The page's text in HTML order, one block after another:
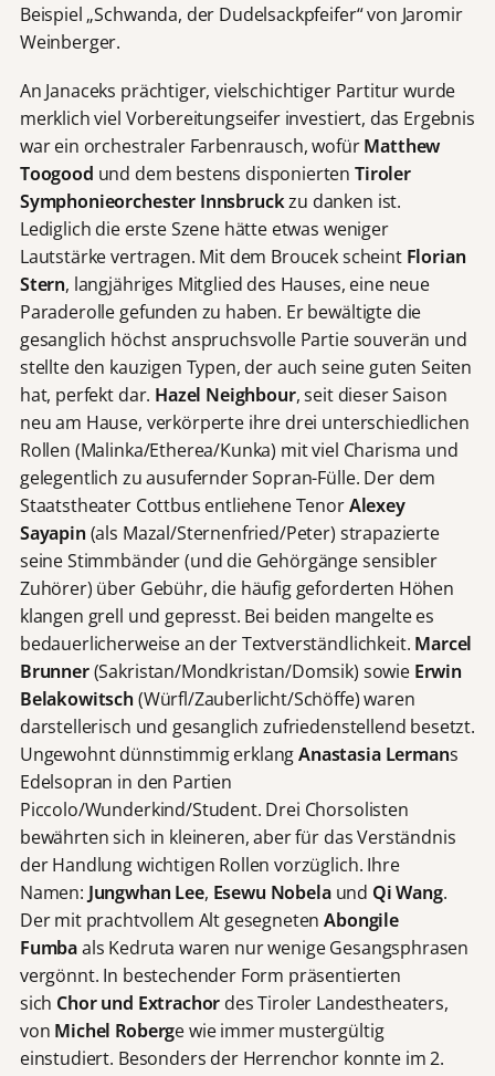
Beispiel „Schwanda, der Dudelsackpfeifer“ von Jaromir
Weinberger.
An Janaceks prächtiger, vielschichtiger Partitur wurde
merklich viel Vorbereitungseifer investiert, das Ergebnis
war ein orchestraler Farbenrausch, wofürMatthew
Toogood und dem bestens disponierten Tiroler
Symphonieorchester Innsbruckzu danken ist.
Lediglich die erste Szene hätte etwas weniger
Lautstärke vertragen. Mit dem Broucek scheint Florian
Stern, langjähriges Mitglied des Hauses, eine neue
Paraderolle gefunden zu haben. Er bewältigte die
gesanglich höchst anspruchsvolle Partie souverän und
stellte den kauzigen Typen, der auch seine guten Seiten
hat, perfekt dar. Hazel Neighbour, seit dieser Saison
neu am Hause, verkörperte ihre drei unterschiedlichen
Rollen (Malinka/Etherea/Kunka) mit viel Charisma und
gelegentlich zu ausufernder Sopran-Fülle. Der dem
Staatstheater Cottbus entliehene TenorAlexey
Sayapin(als Mazal/Sternenfried/Peter) strapazierte
seine Stimmbänder (und die Gehörgänge sensibler
Zuhörer) über Gebühr, die häufig geforderten Höhen
klangen grell und gepresst. Bei beiden mangelte es
bedauerlicherweise an der Textverständlichkeit. Marcel
Brunner(Sakristan/Mondkristan/Domsik) sowie Erwin
Belakowitsch(Würfl/Zauberlicht/Schöffe) waren
darstellerisch und gesanglich zufriedenstellend besetzt.
Ungewohnt dünnstimmig erklangAnastasia Lermans
Edelsopran in den Partien
Piccolo/Wunderkind/Student. Drei Chorsolisten
bewährten sich in kleineren, aber für das Verständnis
der Handlung wichtigen Rollen vorzüglich. Ihre
Namen: Jungwhan Lee, Esewu Nobelaund Qi Wang.
Der mit prachtvollem Alt gesegnetenAbongile
Fumbaals Kedruta waren nur wenige Gesangsphrasen
vergönnt. In bestechender Form präsentierten
sich Chor und Extrachor des Tiroler Landestheaters,
von Michel Roberge wie immer mustergültig
einstudiert. Besonders der Herrenchor konnte im 2.